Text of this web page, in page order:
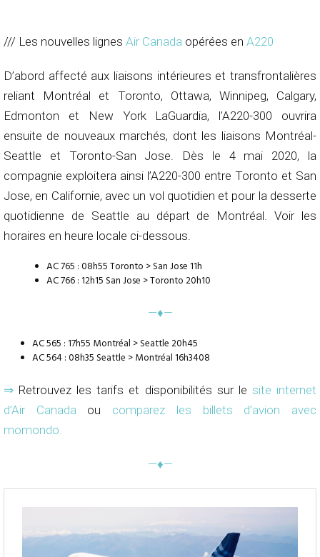
/// Les nouvelles lignes Air Canada opérées en A220
D’abord affecté aux liaisons intérieures et transfrontalières
reliant Montréal et Toronto, Ottawa, Winnipeg, Calgary,
Edmonton et New York LaGuardia, l’A220-300 ouvrira
ensuite de nouveaux marchés, dont les liaisons Montréal-
Seattle et Toronto-San Jose. Dès le 4 mai 2020, la
compagnie exploitera ainsi l’A220-300 entre Toronto et San
Jose, en Californie, avec un vol quotidien et pour la desserte
quotidienne de Seattle au départ de Montréal. Voir les
horaires en heure locale ci-dessous.
AC 765 : 08h55 Toronto > San Jose 11h
AC 766 : 12h15 San Jose > Toronto 20h10
—♦—
AC 565 : 17h55 Montréal > Seattle 20h45
AC 564 : 08h35 Seattle > Montréal 16h3408
⇒ Retrouvez les tarifs et disponibilités sur le site internet
d’Air Canadaou comparez les billets d’avion avec
momondo.
—♦—